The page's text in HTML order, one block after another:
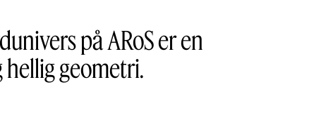
på ARoS er en
geometri.